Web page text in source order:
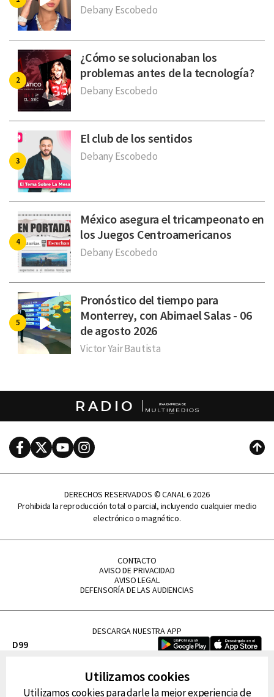
Debany Escobedo
¿Cómo se solucionaban los
problemas antes de la tecnología?
Debany Escobedo
El club de los sentidos
Debany Escobedo
México asegura el tricampeonato en
los Juegos Centroamericanos
Debany Escobedo
Pronóstico del tiempo para
Monterrey, con Abimael Salas - 06
de agosto 2026
Victor Yair Bautista
RADIO
FacebookTwitterYoutubeInstagram
DERECHOS RESERVADOS © CANAL 6 2026
Prohibida la reproducción total o parcial, incluyendo cualquier medio
electrónico o magnético.
CONTACTO
AVISO DE PRIVACIDAD
AVISO LEGAL
DEFENSORÍA DE LAS AUDIENCIAS
DESCARGA NUESTRA APP
D99
Utilizamos cookies
Utilizamos cookies para darle la mejor experiencia de